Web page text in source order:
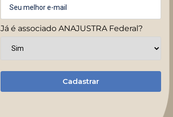
Já é associado ANAJUSTRA Federal?
Cadastrar